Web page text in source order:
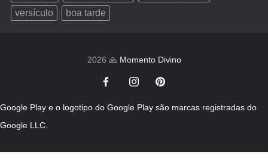
versículo
boa tarde
2026 🙏 Momento Divino
Google Play e o logotipo do Google Play são marcas registradas do
Google LLC.